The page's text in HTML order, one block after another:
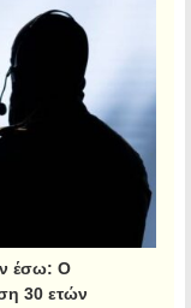
έσω: Ο
30 ετών